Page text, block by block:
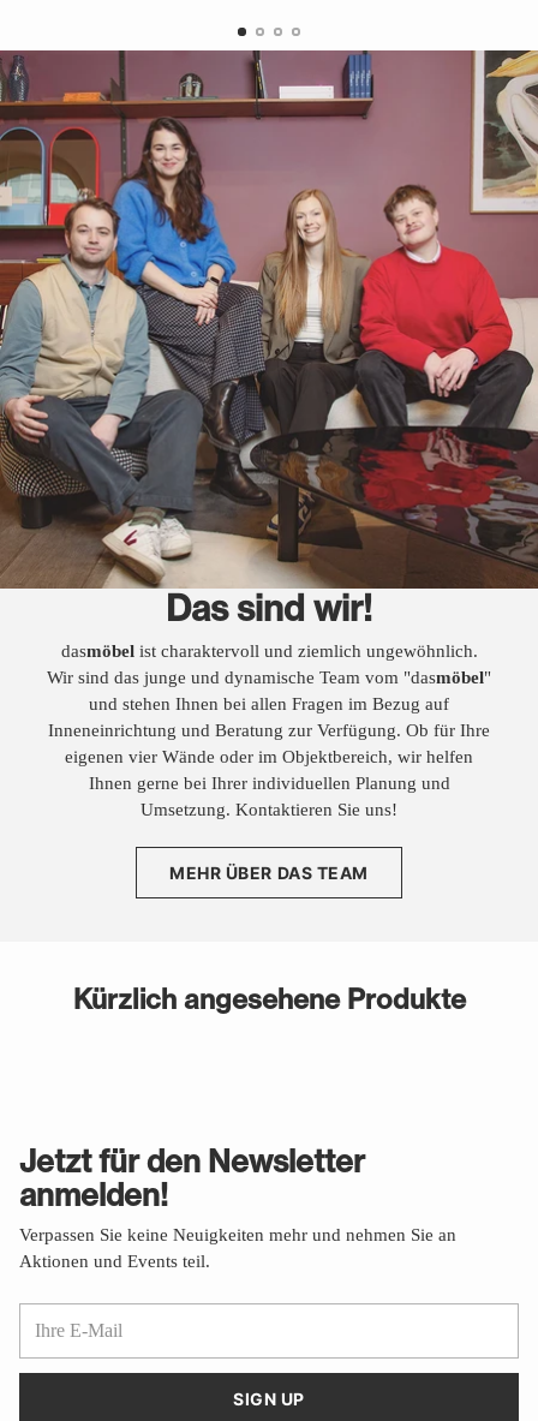
Das sind wir!
dasmöbelist charaktervoll und ziemlich ungewöhnlich.
Wir sind das junge und dynamische Team vom "dasmöbel"
und stehen Ihnen bei allen Fragen im Bezug auf
Inneneinrichtung und Beratung zur Verfügung. Ob für Ihre
eigenen vier Wände oder im Objektbereich, wir helfen
Ihnen gerne bei Ihrer individuellen Planung und
Umsetzung. Kontaktieren Sie uns!
MEHR ÜBER DAS TEAM
Kürzlich angesehene Produkte
Jetzt für den Newsletter
anmelden!
Verpassen Sie keine Neuigkeiten mehr und nehmen Sie an
Aktionen und Events teil.
SIGN UP